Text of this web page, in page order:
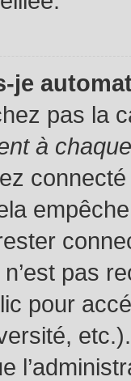
je
pas la
à
pas
pour